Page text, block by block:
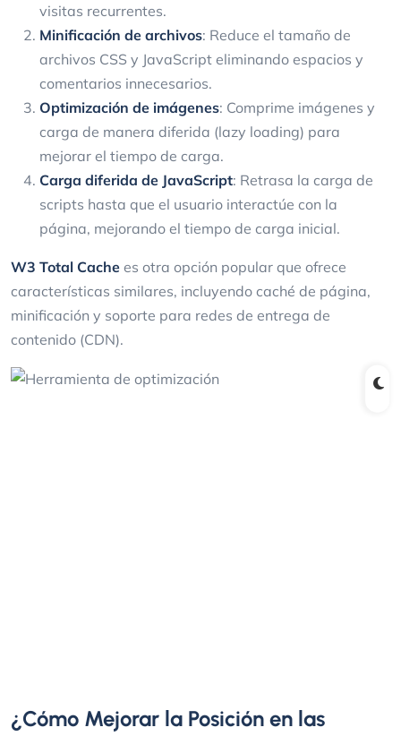
visitas recurrentes.
Minificación de archivos: Reduce el tamaño de
archivos CSS y JavaScript eliminando espacios y
comentarios innecesarios.
Optimización de imágenes: Comprime imágenes y
carga de manera diferida (lazy loading) para
mejorar el tiempo de carga.
Carga diferida de JavaScript: Retrasa la carga de
scripts hasta que el usuario interactúe con la
página, mejorando el tiempo de carga inicial.
W3 Total Cache es otra opción popular que ofrece
características similares, incluyendo caché de página,
minificación y soporte para redes de entrega de
contenido (CDN).
¿Cómo Mejorar la Posición en las